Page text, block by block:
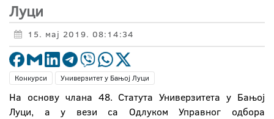
Луци
15. мај 2019. 08:14:34
Конкурси Универзитет у Бањој Луци
На основу члана 48. Статута Универзитета у Бањој
Луци, а у вези са Одлуком Управног одбора